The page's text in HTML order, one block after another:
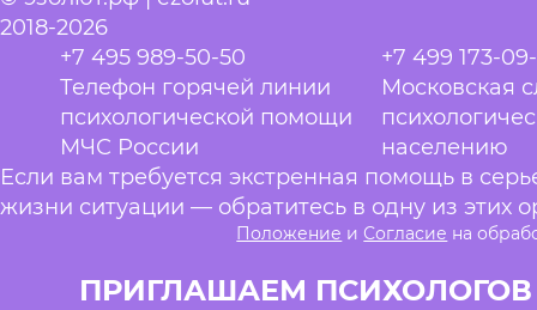
2018-2026
+7 495 989-50-50
Телефон горячей линии
психологической помощи
МЧС России
+7 499 173-
Московская
населению
Если вам требуется экстренная помощь в
жизни ситуации — обратитесь в одну из этих
Положение и Согласие на
ПРИГЛАШАЕМ ПСИХОЛОГОВ